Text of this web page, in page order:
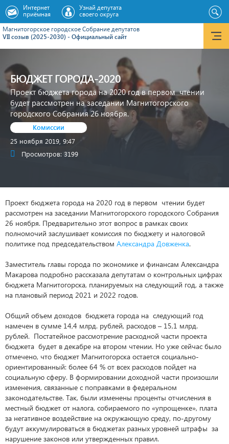
Магнитогорское городское Cобрание депутатов
VII созыв (2025-2030) - Официальный сайт
Интернет
приёмная
Узнай депутата
своего округа
БЮДЖЕТ ГОРОДА-2020
Проект бюджета города на 2020 год в первом чтении
будет рассмотрен на заседании Магнитогорского
городского Собрания 26 ноября.
Комиссии
25 ноября 2019, 9:47
Просмотров: 3199
Проект бюджета города на 2020 год в первом чтении будет
рассмотрен на заседании Магнитогорского городского Собрания
26 ноября. Предварительно этот вопрос в рамках своих
полномочий заслушивает комиссия по бюджету и налоговой
политике под председательством Александра Довженка.
Заместитель главы города по экономике и финансам Александра
Макарова подробно рассказала депутатам о контрольных цифрах
бюджета Магнитогорска, планируемых на следующий год, а также
на плановый период 2021 и 2022 годов.
Общий объем доходов бюджета города на следующий год
намечен в сумме 14,4 млрд. рублей, расходов – 15,1 млрд.
рублей. Постатейное рассмотрение расходной части проекта
бюджета будет в декабре на втором чтении. Но уже сейчас было
отмечено, что бюджет Магнитогорска остается социально-
ориентированный: более 64 % от всех расходов пойдет на
социальную сферу. В формировании доходной части произошли
изменения, связанные с поправками в федеральном
законодательстве. Так, были изменены проценты отчисления в
местный бюджет от налога, собираемого по «упрощенке», плата
за негативное воздействие на окружающую среду, по-другому
будут аккумулироваться в бюджетах разных уровней штрафы за
нарушение законов или утвержденных правил.